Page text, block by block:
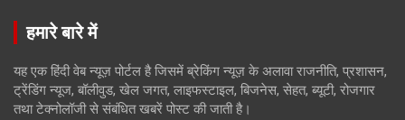
हमारे बारे में
यह एक हिंदी वेब न्यूज़ पोर्टल है जिसमें ब्रेकिंग न्यूज़ के अलावा राजनीति, प्रशासन,
ट्रेंडिंग न्यूज, बॉलीवुड, खेल जगत, लाइफस्टाइल, बिजनेस, सेहत, ब्यूटी, रोजगार
तथा टेक्नोलॉजी से संबंधित खबरें पोस्ट की जाती है।